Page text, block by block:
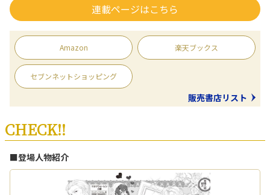
連載ページはこちら
Amazon 楽天ブックス
セブンネットショッピング
販売書店リスト
CHECK!!
■登場人物紹介